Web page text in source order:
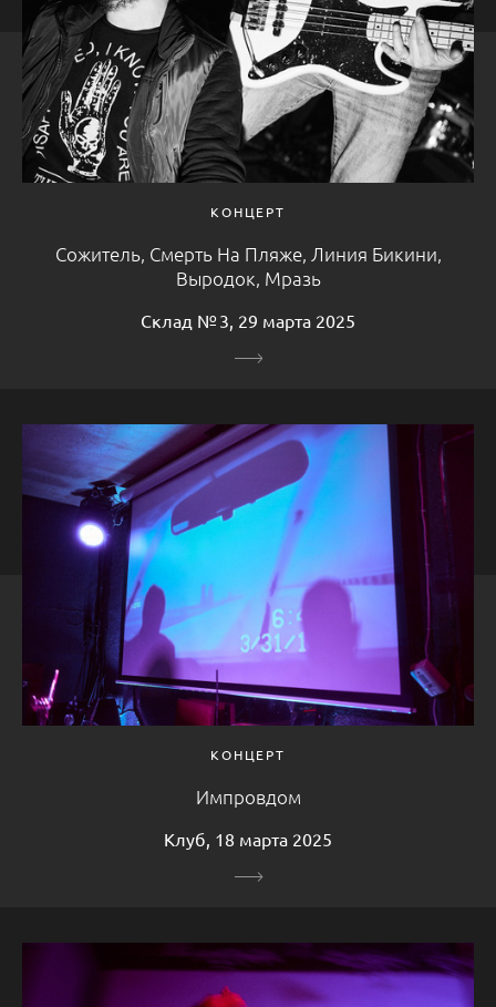
КОНЦЕРТ
Сожитель, Смерть На Пляже, Линия Бикини,
Выродок, Мразь
Склад № 3, 29 марта 2025
КОНЦЕРТ
Импровдом
Клуб, 18 марта 2025